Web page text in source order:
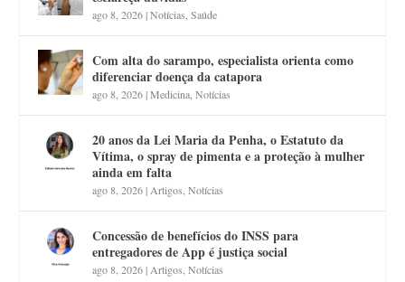
ago 8, 2026|Notícias ,Saúde
Com alta do sarampo, especialista orienta como
diferenciar doença da catapora
ago 8, 2026|Medicina ,Notícias
20 anos da Lei Maria da Penha, o Estatuto da
Vítima, o spray de pimenta e a proteção à mulher
ainda em falta
ago 8, 2026| Artigos ,Notícias
Concessão de benefícios do INSS para
entregadores de App é justiça social
ago 8, 2026| Artigos ,Notícias